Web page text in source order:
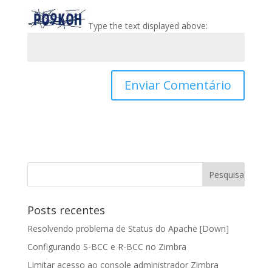
Type the text displayed above:
Posts recentes
Resolvendo problema de Status do Apache [Down]
Configurando S-BCC e R-BCC no Zimbra
Limitar acesso ao console administrador Zimbra